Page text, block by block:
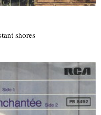
shores